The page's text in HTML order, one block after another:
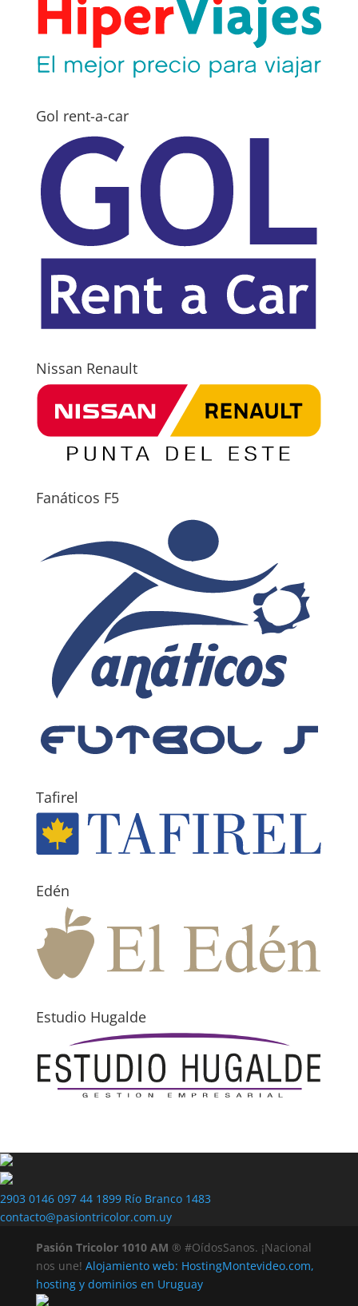
Gol rent-a-car
Nissan Renault
Fanáticos F5
Tafirel
Edén
Estudio Hugalde
2903 0146 097 44 1899 Río Branco 1483
contacto@pasiontricolor.com.uy
Pasión Tricolor 1010 AM ® #OídosSanos. ¡Nacional
nos une! Alojamiento web: HostingMontevideo.com,
hosting y dominios en Uruguay